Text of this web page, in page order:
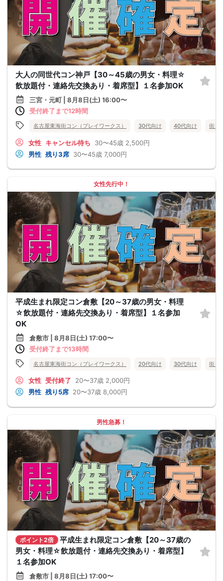
大人の同世代コン神戸【30～45歳の男女・料理☆
飲放題付・連絡先交換あり・着席型】１名参加OK
三宮・元町 | 8月8日(土) 16:00〜
受付終了まで12時間
名古屋東海街コン（プレイワークス） 30代向け 40代向け 街コ
女性 キャンセル待ち 30〜45歳 2,500円
男性 残り3席 30〜45歳 7,000円
女性先行中！
平成生まれ限定コン倉敷【20～37歳の男女・料理
☆飲放題付・連絡先交換あり・着席型】１名参加
OK
倉敷市 | 8月8日(土) 17:00〜
受付終了まで13時間
名古屋東海街コン（プレイワークス） 20代向け 30代向け 街コ
女性 受付終了 20〜37歳 2,000円
男性 残り5席 20〜37歳 8,000円
男性急募！
ポイント2倍
平成生まれ限定コン倉敷【20～37歳の
男女・料理☆飲放題付・連絡先交換あり・着席型】
１名参加OK
倉敷市 | 8月8日(土) 17:00〜